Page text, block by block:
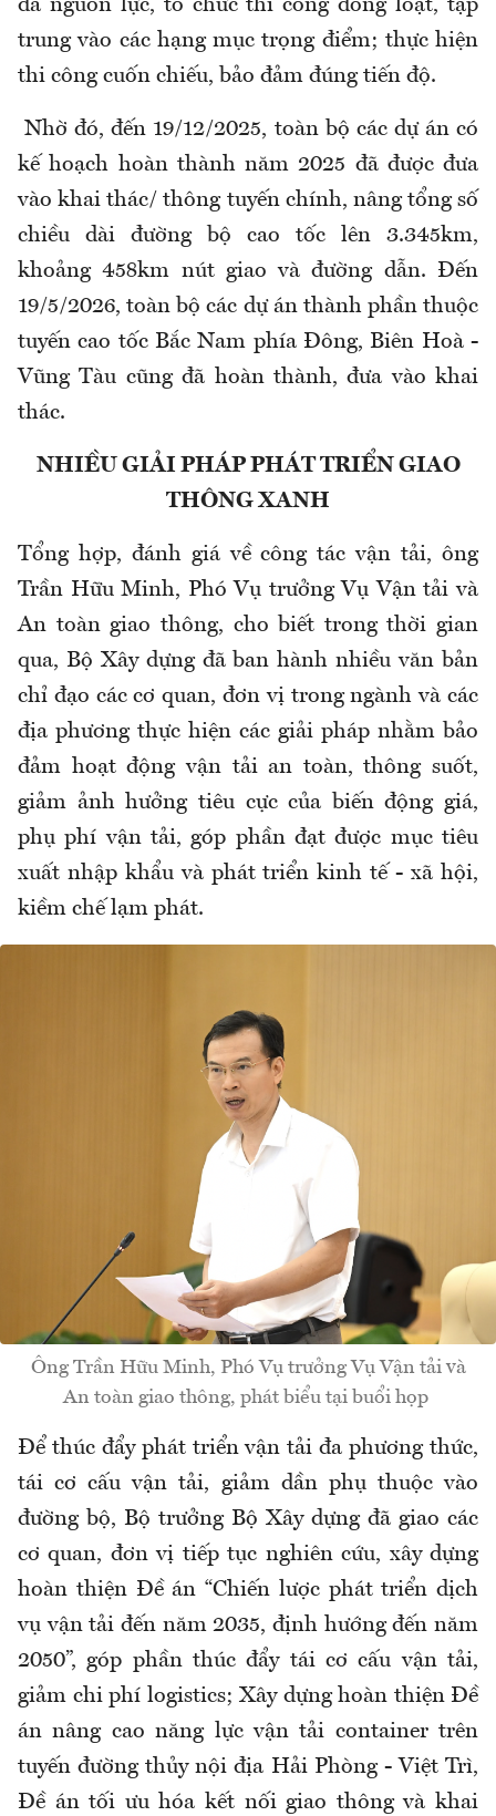
đa nguồn lực, tổ chức thi công đồng loạt, tập
trung vào các hạng mục trọng điểm; thực hiện
thi công cuốn chiếu, bảo đảm đúng tiến độ.
Nhờ đó, đến 19/12/2025, toàn bộ các dự án có
kế hoạch hoàn thành năm 2025 đã được đưa
vào khai thác/ thông tuyến chính, nâng tổng số
chiều dài đường bộ cao tốc lên 3.345km,
khoảng 458km nút giao và đường dẫn. Đến
19/5/2026, toàn bộ các dự án thành phần thuộc
tuyến cao tốc Bắc Nam phía Đông, Biên Hoà -
Vũng Tàu cũng đã hoàn thành, đưa vào khai
thác.
NHIỀU GIẢI PHÁP PHÁT TRIỂN GIAO
THÔNG XANH
Tổng hợp, đánh giá về công tác vận tải, ông
Trần Hữu Minh, Phó Vụ trưởng Vụ Vận tải và
An toàn giao thông, cho biết trong thời gian
qua, Bộ Xây dựng đã ban hành nhiều văn bản
chỉ đạo các cơ quan, đơn vị trong ngành và các
địa phương thực hiện các giải pháp nhằm bảo
đảm hoạt động vận tải an toàn, thông suốt,
giảm ảnh hưởng tiêu cực của biến động giá,
phụ phí vận tải, góp phần đạt được mục tiêu
xuất nhập khẩu và phát triển kinh tế - xã hội,
kiềm chế lạm phát.
Ông Trần Hữu Minh, Phó Vụ trưởng Vụ Vận tải và
An toàn giao thông, phát biểu tại buổi họp
Để thúc đẩy phát triển vận tải đa phương thức,
tái cơ cấu vận tải, giảm dần phụ thuộc vào
đường bộ, Bộ trưởng Bộ Xây dựng đã giao các
cơ quan, đơn vị tiếp tục nghiên cứu, xây dựng
hoàn thiện Đề án “Chiến lược phát triển dịch
vụ vận tải đến năm 2035, định hướng đến năm
2050”, góp phần thúc đẩy tái cơ cấu vận tải,
giảm chi phí logistics; Xây dựng hoàn thiện Đề
án nâng cao năng lực vận tải container trên
tuyến đường thủy nội địa Hải Phòng - Việt Trì,
Đề án tối ưu hóa kết nối giao thông và khai